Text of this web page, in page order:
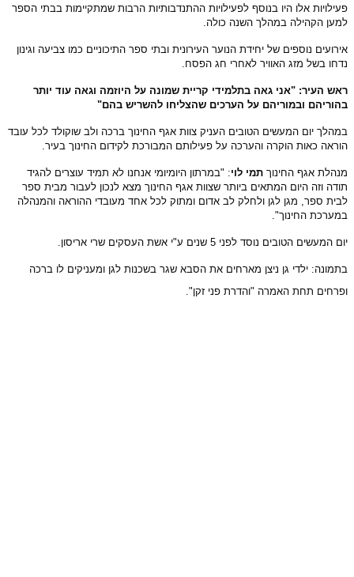
פעילויות אלו היו בנוסף לפעילויות ההתנדבותיות הרבות שמתקיימות בבתי הספר
למען הקהילה במהלך השנה כולה.
אירועים נוספים של יחידת הנוער העירונית ובתי ספר התיכוניים כמו צביעה וגינון
נדחו בשל מזג האוויר לאחרי חג הפסח.
ראש העיר: "אני גאה בתלמידי קריית שמונה על היוזמה וגאה עוד יותר
בהוריהם ובמוריהם על הערכים שהצליחו להשריש בהם"
במהלך יום המעשים הטובים העניק צוות אגף החינוך ברכה ולב שוקולד לכל עובד
הוראה כאות הוקרה והערכה על פעילותם המבורכת לקידום החינוך בעיר.
מנהלת אגף החינוך תמי לוי: "במרתון היומיומי אנחנו לא תמיד עוצרים להגיד
תודה וזה היום המתאים ביותר שצוות אגף החינוך מצא לנכון לעבור מבית ספר
לבית ספר, מגן לגן ולחלק לב אדום ומתוק לכל אחד מעובדי ההוראה והמנהלה
במערכת החינוך".
יום המעשים הטובים נוסד לפני 5 שנים ע"י אשת העסקים שרי אריסון.
בתמונה: ילדי גן ניצן מארחים את הסבא שגר בשכנות לגן ומעניקים לו ברכה
ופרחים תחת האמרה "והדרת פני זקן".